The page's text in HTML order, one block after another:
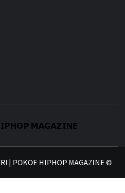
| POKOE HIPHOP MAGAZINE ©